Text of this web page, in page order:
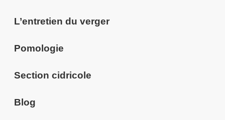
L’entretien du verger
Pomologie
Section cidricole
Blog